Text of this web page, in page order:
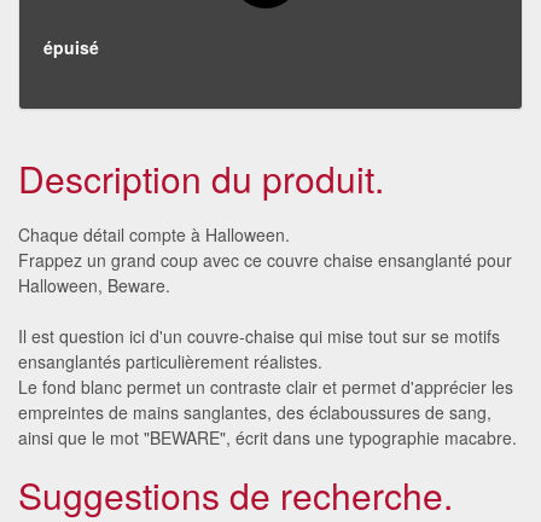
épuisé
Description du produit.
Chaque détail compte à Halloween.
Frappez un grand coup avec ce couvre chaise ensanglanté pour
Halloween, Beware.
Il est question ici d'un couvre-chaise qui mise tout sur se motifs
ensanglantés particulièrement réalistes.
Le fond blanc permet un contraste clair et permet d'apprécier les
empreintes de mains sanglantes, des éclaboussures de sang,
ainsi que le mot "BEWARE", écrit dans une typographie macabre.
Suggestions de recherche.